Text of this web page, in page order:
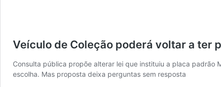
Veículo de Coleção poderá voltar a ter
Consulta pública propõe alterar lei que instituiu a placa
escolha. Mas proposta deixa perguntas sem resposta